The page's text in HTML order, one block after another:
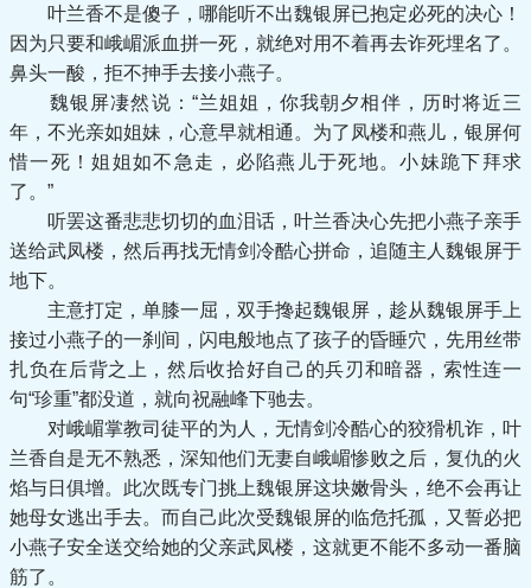
叶兰香不是傻子，哪能听不出魏银屏已抱定必死的决心！
因为只要和峨嵋派血拼一死，就绝对用不着再去诈死埋名了。
鼻头一酸，拒不抻手去接小燕子。
魏银屏凄然说：“兰姐姐，你我朝夕相伴，历时将近三
年，不光亲如姐妹，心意早就相通。为了凤楼和燕儿，银屏何
惜一死！姐姐如不急走，必陷燕儿于死地。小妹跪下拜求
了。”
听罢这番悲悲切切的血泪话，叶兰香决心先把小燕子亲手
送给武凤楼，然后再找无情剑冷酷心拼命，追随主人魏银屏于
地下。
主意打定，单膝一屈，双手搀起魏银屏，趁从魏银屏手上
接过小燕子的一刹间，闪电般地点了孩子的昏睡穴，先用丝带
扎负在后背之上，然后收拾好自己的兵刃和暗器，索性连一
句“珍重”都没道，就向祝融峰下驰去。
对峨嵋掌教司徒平的为人，无情剑冷酷心的狡猾机诈，叶
兰香自是无不熟悉，深知他们无妻自峨嵋惨败之后，复仇的火
焰与日俱增。此次既专门挑上魏银屏这块嫩骨头，绝不会再让
她母女逃出手去。而自己此次受魏银屏的临危托孤，又誓必把
小燕子安全送交给她的父亲武凤楼，这就更不能不多动一番脑
筋了。